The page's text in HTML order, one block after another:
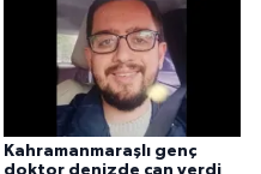
Kahramanmaraşlı genç